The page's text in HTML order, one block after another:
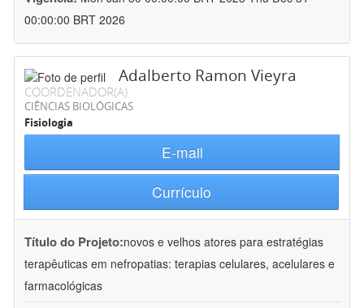
00:00:00 BRT 2026
Adalberto Ramon Vieyra
COORDENADOR(A)
CIÊNCIAS BIOLÓGICAS
Fisiologia
E-mail
Currículo
Título do Projeto:novos e velhos atores para estratégias
terapêuticas em nefropatias: terapias celulares, acelulares e
farmacológicas